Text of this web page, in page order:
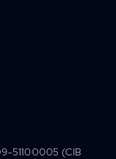
51100005 (CIB